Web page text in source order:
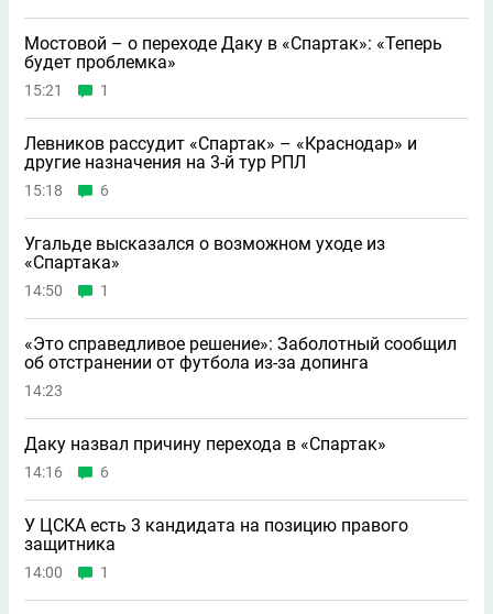
Мостовой – о переходе Даку в «Спартак»: «Теперь
будет проблемка»
15:21 1
Левников рассудит «Спартак» – «Краснодар» и
другие назначения на 3-й тур РПЛ
15:18 6
Угальде высказался о возможном уходе из
«Спартака»
14:50 1
«Это справедливое решение»: Заболотный сообщил
об отстранении от футбола из-за допинга
14:23
Даку назвал причину перехода в «Спартак»
14:16 6
У ЦСКА есть 3 кандидата на позицию правого
защитника
14:00 1